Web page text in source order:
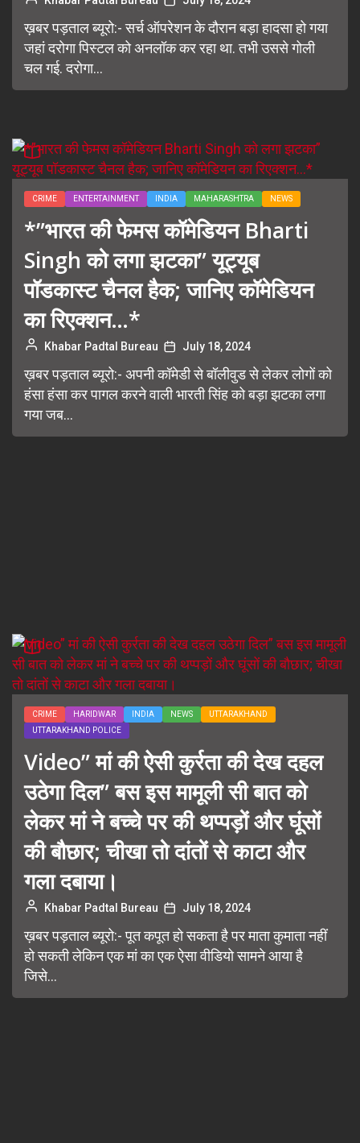
ख़बर पड़ताल ब्यूरो:- सर्च ऑपरेशन के दौरान बड़ा हादसा हो गया
जहां दरोगा पिस्टल को अनलॉक कर रहा था. तभी उससे गोली
चल गई. दरोगा...
CRIME ENTERTAINMENT INDIA MAHARASHTRA NEWS
*”भारत की फेमस कॉमेडियन Bharti
Singh को लगा झटका” यूट्यूब
पॉडकास्ट चैनल हैक; जानिए कॉमेडियन
का रिएक्शन…*
Khabar Padtal Bureau July 18, 2024
ख़बर पड़ताल ब्यूरो:- अपनी कॉमेडी से बॉलीवुड से लेकर लोगों को
हंसा हंसा कर पागल करने वाली भारती सिंह को बड़ा झटका लगा
गया जब...
CRIME HARIDWAR INDIA NEWS
UTTARAKHAND
UTTARAKHAND POLICE
Video” मां की ऐसी कुर्रता की देख दहल
उठेगा दिल” बस इस मामूली सी बात को
लेकर मां ने बच्चे पर की थप्पड़ों और घूंसों
की बौछार; चीखा तो दांतों से काटा और
गला दबाया।
Khabar Padtal Bureau July 18, 2024
ख़बर पड़ताल ब्यूरो:- पूत कपूत हो सकता है पर माता कुमाता नहीं
हो सकती लेकिन एक मां का एक ऐसा वीडियो सामने आया है
जिसे...